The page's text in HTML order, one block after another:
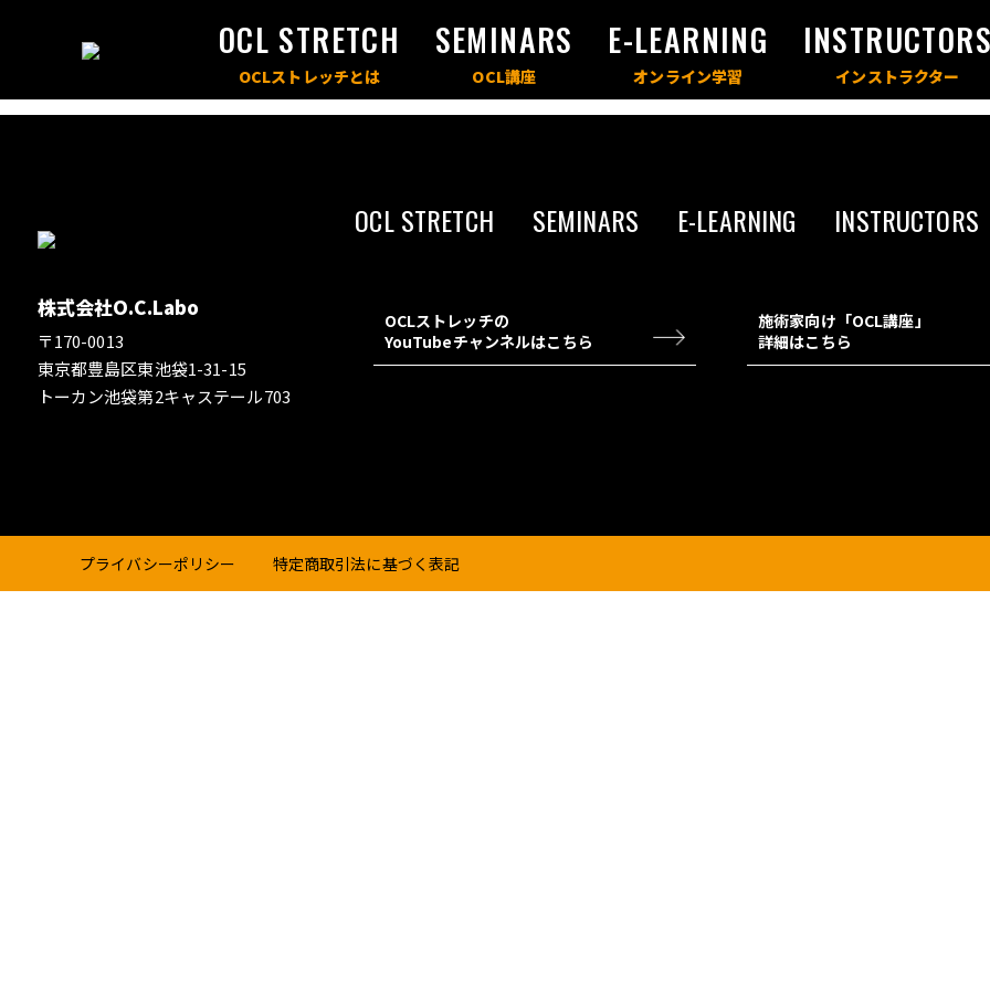
OCL STRETCH SEMINARS E-LEARNING INSTRUCTORS
株式会社O.C.Labo
〒170-0013
東京都豊島区東池袋1-31-15
トーカン池袋第2キャステール703
OCL STRETCH SEMINARS E-LEARNING INSTRUCTORS
OCLストレッチの
YouTubeチャンネルはこちら
施術家向け「OCL講座」
詳細はこちら
プライバシーポリシー 特定商取引法に基づく表記